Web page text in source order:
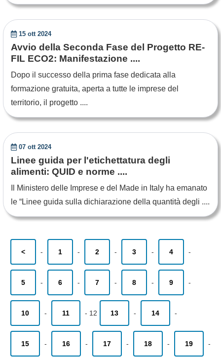
15 ott 2024
Avvio della Seconda Fase del Progetto RE-
FIL ECO2: Manifestazione ....
Dopo il successo della prima fase dedicata alla
formazione gratuita, aperta a tutte le imprese del
territorio, il progetto ....
07 ott 2024
Linee guida per l'etichettatura degli
alimenti: QUID e norme ....
Il Ministero delle Imprese e del Made in Italy ha emanato
le “Linee guida sulla dichiarazione della quantità degli ....
< - 1 - 2 - 3 - 4 -
5 - 6 - 7 - 8 - 9 -
10 - 11 - 12 13 - 14 -
15 - 16 - 17 - 18 - 19 -